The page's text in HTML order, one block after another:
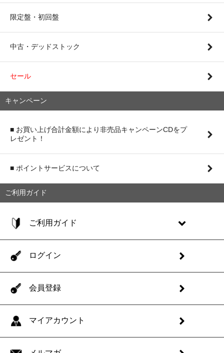
限定盤・初回盤
中古・デッドストック
セール
キャンペーン
■ お買い上げ合計金額により非売品キャンペーンCDをプ
レゼント！
■ ポイントサービスについて
ご利用ガイド
ご利用ガイド
ログイン
会員登録
マイアカウント